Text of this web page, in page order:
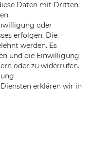
5
Daten mit Dritten,
oder
erfolgen. Die
werden. Es
und die Einwilligung
oder zu widerrufen.
erklären wir in